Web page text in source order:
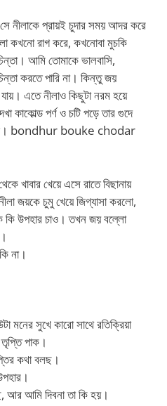
সে নীলাকে প্রায়ই চুদার সময় আদর করে
কখনো রাগ করে, কখনোবা মুচকি
আমি তোমাকে ভালবাসি,
করতে পারি না। কিন্তু জয়
যায়। এতে নীলাও কিছুটা নরম হয়ে
কাকোল্ড পর্ণ ও চটি পড়ে তার গুদে
bondhur bouke chodar
খাবার খেয়ে এসে রাতে বিছানায়
জয়কে চুমু খেয়ে জিগ্যাসা করলো,
কি উপহার চাও। তখন জয় বল্লো
না।
মনের সুখে কারো সাথে রতিক্রিয়া
পাক।
কথা বলছ।
আমি দিবনা তা কি হয়।